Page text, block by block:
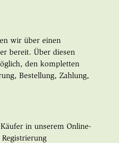
wir über einen
bereit. Über diesen
den kompletten
Bestellung, Zahlung,
Käufer in unserem Online-